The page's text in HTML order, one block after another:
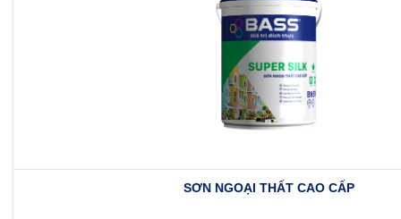
SƠN NGOẠI THẤT CAO CẤP